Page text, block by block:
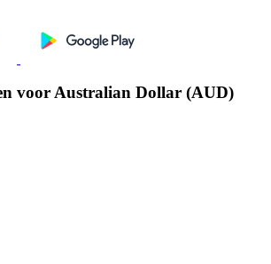
voor Australian Dollar (AUD)